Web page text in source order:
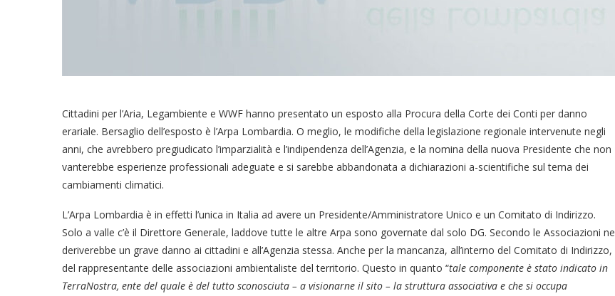
Cittadini per l’Aria, Legambiente e WWF hanno presentato un esposto alla Procura della Corte dei Conti per danno
erariale. Bersaglio dell’esposto è l’Arpa Lombardia. O meglio, le modifiche della legislazione regionale intervenute negli
anni, che avrebbero pregiudicato l’imparzialità e l’indipendenza dell’Agenzia, e la nomina della nuova Presidente che non
vanterebbe esperienze professionali adeguate e si sarebbe abbandonata a dichiarazioni a-scientifiche sul tema dei
cambiamenti climatici.
L’Arpa Lombardia è in effetti l’unica in Italia ad avere un Presidente/Amministratore Unico e un Comitato di Indirizzo.
Solo a valle c’è il Direttore Generale, laddove tutte le altre Arpa sono governate dal solo DG. Secondo le Associazioni ne
deriverebbe un grave danno ai cittadini e all’Agenzia stessa. Anche per la mancanza, all’interno del Comitato di Indirizzo,
del rappresentante delle associazioni ambientaliste del territorio. Questo in quanto “tale componente è stato indicato in
TerraNostra, ente del quale è del tutto sconosciuta – a visionarne il sito – la struttura associativa e che si occupa